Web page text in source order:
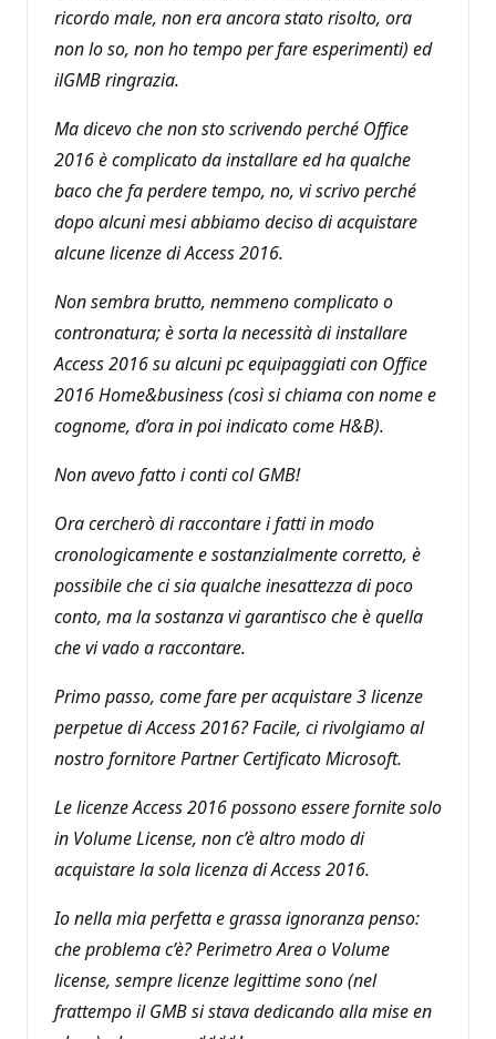
ricordo male, non era ancora stato risolto, ora
non lo so, non ho tempo per fare esperimenti) ed
ilGMB ringrazia.
Ma dicevo che non sto scrivendo perché Office
2016 è complicato da installare ed ha qualche
baco che fa perdere tempo, no, vi scrivo perché
dopo alcuni mesi abbiamo deciso di acquistare
alcune licenze di Access 2016.
Non sembra brutto, nemmeno complicato o
contronatura; è sorta la necessità di installare
Access 2016 su alcuni pc equipaggiati con Office
2016 Home&business (così si chiama con nome e
cognome, d’ora in poi indicato come H&B).
Non avevo fatto i conti col GMB!
Ora cercherò di raccontare i fatti in modo
cronologicamente e sostanzialmente corretto, è
possibile che ci sia qualche inesattezza di poco
conto, ma la sostanza vi garantisco che è quella
che vi vado a raccontare.
Primo passo, come fare per acquistare 3 licenze
perpetue di Access 2016? Facile, ci rivolgiamo al
nostro fornitore Partner Certificato Microsoft.
Le licenze Access 2016 possono essere fornite solo
in Volume License, non c’è altro modo di
acquistare la sola licenza di Access 2016.
Io nella mia perfetta e grassa ignoranza penso:
che problema c’è? Perimetro Area o Volume
license, sempre licenze legittime sono (nel
frattempo il GMB si stava dedicando alla mise en